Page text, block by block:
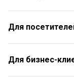
Услуги
Развлечения
Рестораны
Для
С животными
Для бизнес-